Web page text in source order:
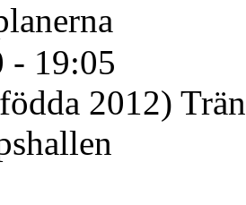
- 19:05
2012)